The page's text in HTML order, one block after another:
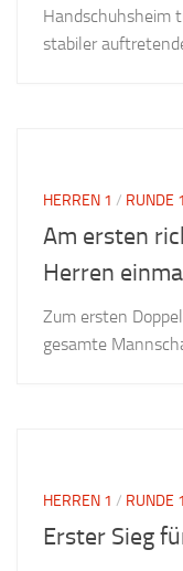
Handschuhsheim
stabiler
HERREN 1 / RUNDE
Am ersten
Herren
Zum ersten
gesamte
HERREN 1 / RUNDE
Erster Sieg